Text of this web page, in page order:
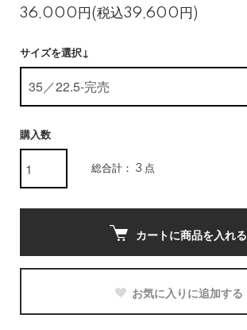
36,000円(税込39,600円)
サイズを選択↓
購入数
総合計： 3 点
カートに商品を入れる
お気に入りに追加する